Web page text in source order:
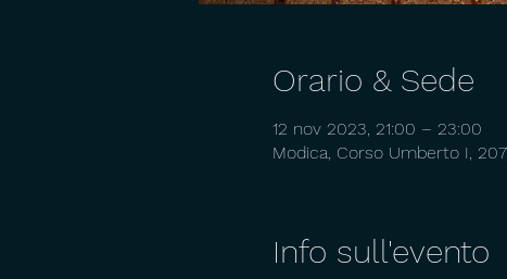
Orario & Sede
12 nov 2023, 21:00 – 23:00
Modica, Corso Umberto I,
Info sull'evento